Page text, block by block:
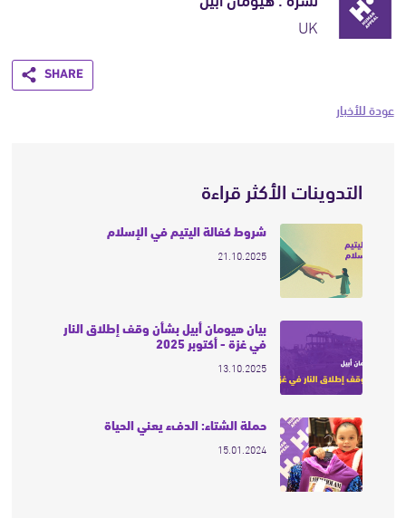
UK
Share
عودة للأخبار
التدوينات الأكثر قراءة
شروط كفالة اليتيم في الإسلام
21.10.2025
بيان هيومان أبيل بشأن وقف إطلاق النار
في غزة - أكتوبر 2025
13.10.2025
حملة الشتاء: الدفء يعني الحياة
15.01.2024